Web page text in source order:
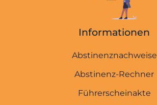
Informationen
Abstinenznachweise
Abstinenz-Rechner
Führerscheinakte